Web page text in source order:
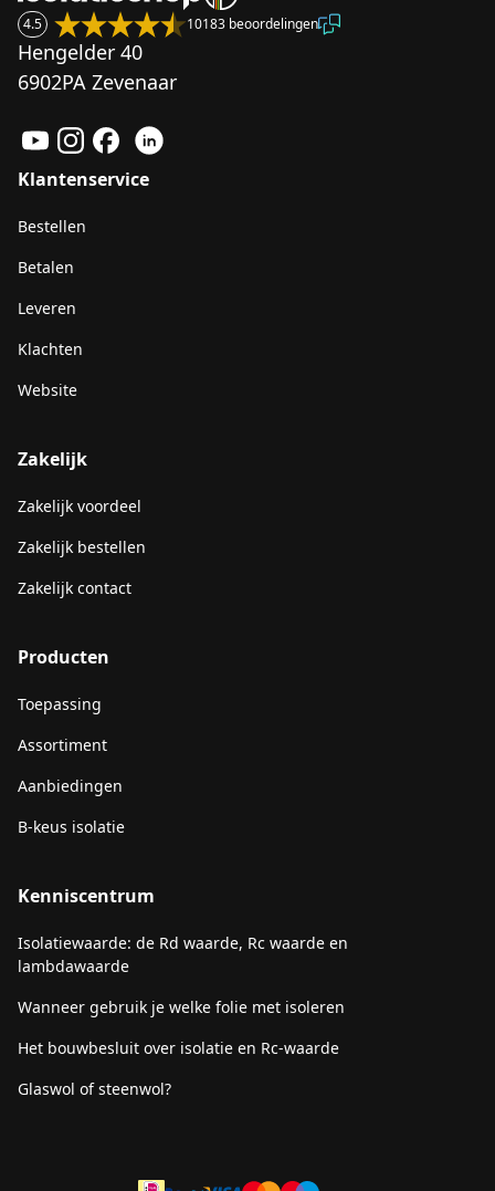
4.5 10183 beoordelingen
Hengelder 40
6902PA Zevenaar
Klantenservice
Bestellen
Betalen
Leveren
Klachten
Website
Zakelijk
Zakelijk voordeel
Zakelijk bestellen
Zakelijk contact
Producten
Toepassing
Assortiment
Aanbiedingen
B-keus isolatie
Kenniscentrum
Isolatiewaarde: de Rd waarde, Rc waarde en
lambdawaarde
Wanneer gebruik je welke folie met isoleren
Het bouwbesluit over isolatie en Rc-waarde
Glaswol of steenwol?